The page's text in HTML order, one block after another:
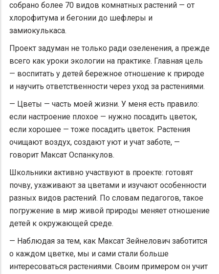
собрано более 70 видов комнатных растений — от
хлорофитума и бегонии до шефлеры и
замиокулькаса.
Проект задуман не только ради озеленения, а прежде
всего как уроки экологии на практике. Главная цель
— воспитать у детей бережное отношение к природе
и научить ответственности через уход за растениями.
— Цветы — часть моей жизни. У меня есть правило:
если настроение плохое — нужно посадить цветок,
если хорошее — тоже посадить цветок. Растения
очищают воздух, создают уют и учат заботе, —
говорит Максат Оспанкулов.
Школьники активно участвуют в проекте: готовят
почву, ухаживают за цветами и изучают особенности
разных видов растений. По словам педагогов, такое
погружение в мир живой природы меняет отношение
детей к окружающей среде.
— Наблюдая за тем, как Максат Зейнелович заботится
о каждом цветке, мы и сами стали больше
интересоваться растениями. Своим примером он учит